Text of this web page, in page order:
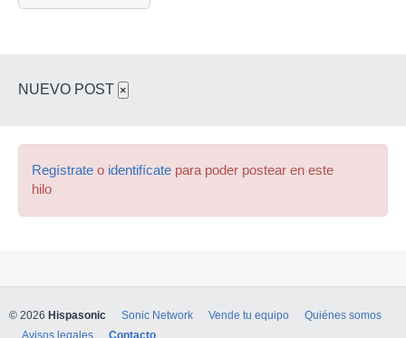
NUEVO POST ×
Regístrate o identifícate para poder postear en este
hilo
© 2026 Hispasonic Sonic Network Vende tu equipo
Quiénes somos
Avisos legales
Contacto